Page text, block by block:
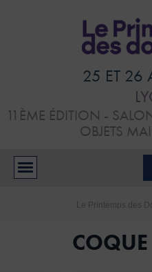
CONFÉRENCES
25 ET 26
11ÈME ÉDITION -
OBJETS
Le Printemps des